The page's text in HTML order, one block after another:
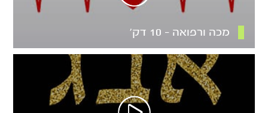
מכה ורפואה – 10 דק’